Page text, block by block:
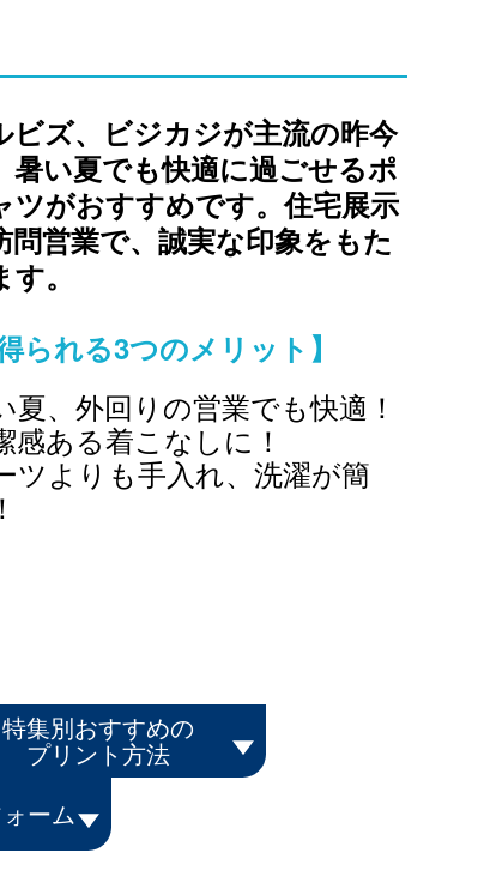
ビズ、ビジカジが主流の昨今
暑い夏でも快適に過ごせるポ
ツがおすすめです。住宅展示
問営業で、誠実な印象をもた
。
得られる3つのメリット】
夏、外回りの営業でも快適！
感ある着こなしに！
ツよりも手入れ、洗濯が簡
特集別おすすめの
プリント方法
ーム